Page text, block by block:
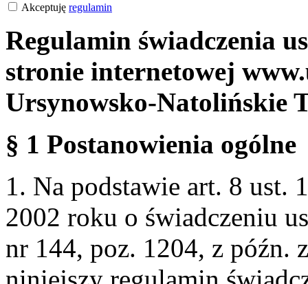
Akceptuję regulamin
Regulamin świadczenia
stronie internetowej
Ursynowsko-Natolińskie
§ 1 Postanowienia ogólne
1. Na podstawie art. 8 ust.
2002 roku o świadczeniu
nr 144, poz. 1204, z późn.